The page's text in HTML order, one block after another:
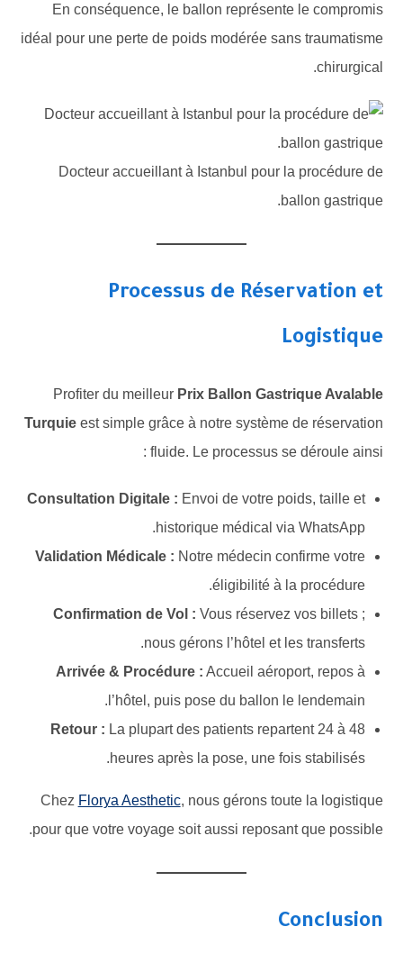
En conséquence, le ballon représente le compromis
idéal pour une perte de poids modérée sans traumatisme
chirurgical.
Docteur accueillant à Istanbul pour la procédure de
ballon gastrique.
Processus de Réservation et
Logistique
Profiter du meilleur Prix Ballon Gastrique Avalable
Turquieest simple grâce à notre système de réservation
fluide. Le processus se déroule ainsi :
Consultation Digitale : Envoi de votre poids, taille et
historique médical via WhatsApp.
Validation Médicale : Notre médecin confirme votre
éligibilité à la procédure.
Confirmation de Vol : Vous réservez vos billets ;
nous gérons l’hôtel et les transferts.
Arrivée & Procédure : Accueil aéroport, repos à
l’hôtel, puis pose du ballon le lendemain.
Retour : La plupart des patients repartent 24 à 48
heures après la pose, une fois stabilisés.
Chez Florya Aesthetic, nous gérons toute la logistique
pour que votre voyage soit aussi reposant que possible.
Conclusion